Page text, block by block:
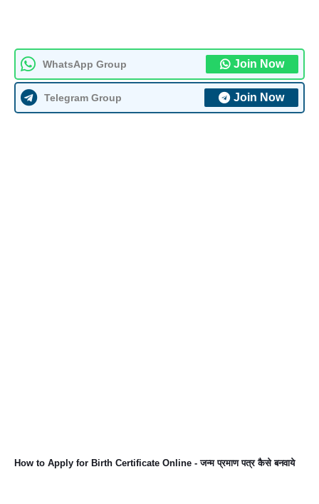
WhatsApp Group Join Now
Telegram Group Join Now
How to Apply for Birth Certificate Online - जन्म प्रमाण पत्र कैसे बनवाये